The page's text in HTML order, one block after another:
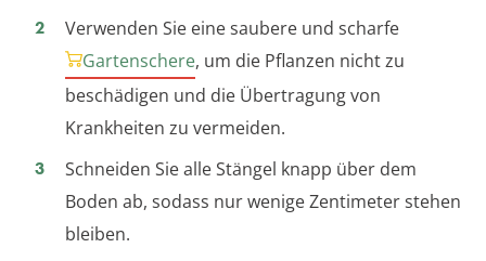
Verwenden Sie eine saubere und scharfe
Gartenschere, um die Pflanzen nicht zu
beschädigen und die Übertragung von
Krankheiten zu vermeiden.
Schneiden Sie alle Stängel knapp über dem
Boden ab, sodass nur wenige Zentimeter stehen
bleiben.